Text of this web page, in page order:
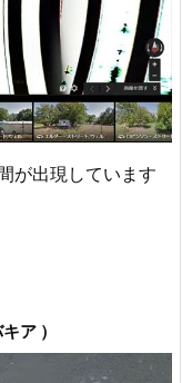
が出現しています
ア ）